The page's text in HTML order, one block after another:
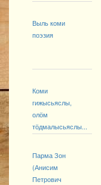
Выль коми
поэзия
Коми
гижысьяслы,
олӧм
тӧдмалысьяслы...
Парма Зон
(Анисим
Петрович